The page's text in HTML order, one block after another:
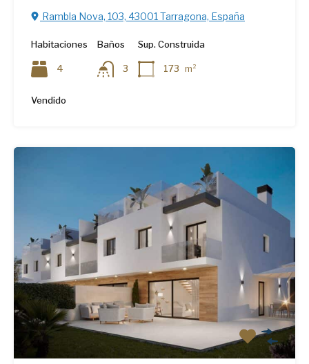
Rambla Nova, 103, 43001 Tarragona, España
Habitaciones
4
Baños
3
Sup. Construida
173 m²
Vendido